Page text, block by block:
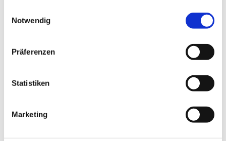
Notwendig
Präferenzen
Statistiken
Marketing
Dies könnte Sie auch